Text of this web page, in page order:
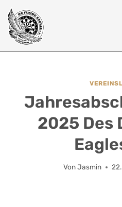
Zum
Inhalt
springen
2025 Des
VonJasmin